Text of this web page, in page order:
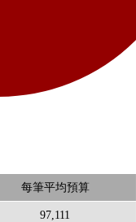
每筆平均預算
97,111